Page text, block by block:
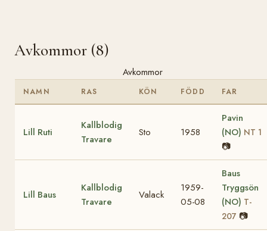
Avkommor (8)
Avkommor
NAMN RAS KÖN FÖDD FAR
Lill Ruti
Kallblodig
Travare
Sto 1958
Pavin
(NO) NT 1
📷
Lill Baus
Kallblodig
Travare
Valack
1959-
05-08
Baus
Tryggsön
(NO) T-
207 📷